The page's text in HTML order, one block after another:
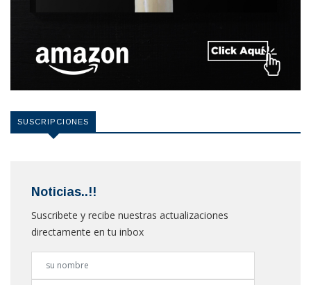
SUSCRIPCIONES
Noticias..!!
Suscribete y recibe nuestras actualizaciones
directamente en tu inbox